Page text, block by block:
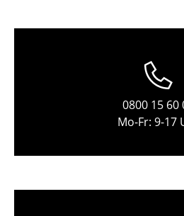
Stehtische & Stehpulte
Gartentische
0800 15 60
Mo-Fr: 9-17